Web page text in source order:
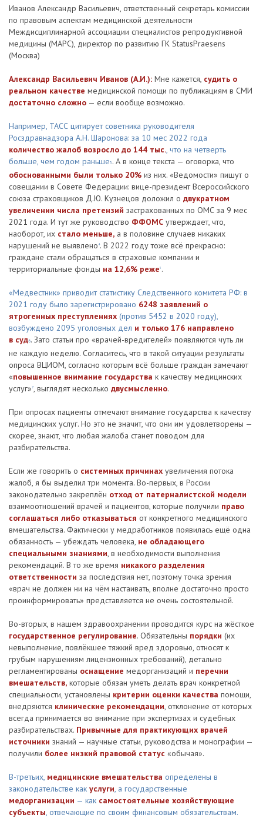
Иванов Александр Васильевич, ответственный секретарь комиссии
по правовым аспектам медицинской деятельности
Междисциплинарной ассоциации специалистов репродуктивной
медицины (МАРС), директор по развитию ГК StatusPraesens
(Москва)
Александр Васильевич Иванов (А.И.): Мне кажется, судить о
реальном качестве медицинской помощи по публикациям в СМИ
достаточно сложно — если вообще возможно.
Например, ТАСС цитирует советника руководителя
Росздравнадзора А.Н. Шаронова: за 10 мес 2022 года
количество жалоб возросло до 144 тыс., что на четверть
больше, чем годом раньше3 . А в конце текста — оговорка, что
обоснованными были только 20% из них. «Ведомости» пишут о
совещании в Совете Федерации: вице-президент Всероссийского
союза страховщиков Д.Ю. Кузнецов доложил о двукратном
увеличении числа претензий застрахованных по ОМС за 9 мес
2021 года. И тут же руководство ФФОМС утверждает, что,
наоборот, их стало меньше, а в половине случаев никаких
нарушений не выявлено 4. В 2022 году тоже всё прекрасно:
граждане стали обращаться в страховые компании и
территориальные фонды на 12,6% реже5 .
«Медвестник» приводит статистику Следственного комитета РФ: в
2021 году было зарегистрировано 6248 заявлений о
ятрогенных преступлениях (против 5452 в 2020 году),
возбуждено 2095 уголовных дел и только 176 направлено
в суд6. Зато статьи про «врачей-вредителей» появляются чуть ли
не каждую неделю. Согласитесь, что в такой ситуации результаты
опроса ВЦИОМ, согласно которым всё больше граждан замечают
«повышенное внимание государства к качеству медицинских
услуг» 7, выглядят несколько двусмысленно.
При опросах пациенты отмечают внимание государства к качеству
медицинских услуг. Но это не значит, что они им удовлетворены —
скорее, знают, что любая жалоба станет поводом для
разбирательства.
Если же говорить о системных причинах увеличения потока
жалоб, я бы выделил три момента. Во-первых, в России
законодательно закреплён отход от патерналистской модели
взаимоотношений врачей и пациентов, которые получили право
соглашаться либо отказываться от конкретного медицинского
вмешательства. Фактически у медработников появилась ещё одна
обязанность — убеждать человека, не обладающего
специальными знаниями, в необходимости выполнения
рекомендаций. В то же время никакого разделения
ответственности за последствия нет, поэтому точка зрения
«врач не должен ни на чём настаивать, вполне достаточно просто
проинформировать» представляется не очень состоятельной.
Во-вторых, в нашем здравоохранении проводится курс на жёсткое
государственное регулирование. Обязательны порядки (их
невыполнение, повлёкшее тяжкий вред здоровью, относят к
грубым нарушениям лицензионных требований), детально
регламентированы оснащение медорганизаций и перечни
вмешательств, которые обязан уметь делать врач конкретной
специальности, установлены критерии оценки качества помощи,
внедряются клинические рекомендации, отклонение от которых
всегда принимается во внимание при экспертизах и судебных
разбирательствах. Привычные для практикующих врачей
источники знаний — научные статьи, руководства и монографии —
получили более низкий правовой статус «обычая».
В-третьих, медицинские вмешательства определены в
законодательстве как услуги, а государственные
медорганизации — как самостоятельные хозяйствующие
субъекты, отвечающие по своим финансовым обязательствам.